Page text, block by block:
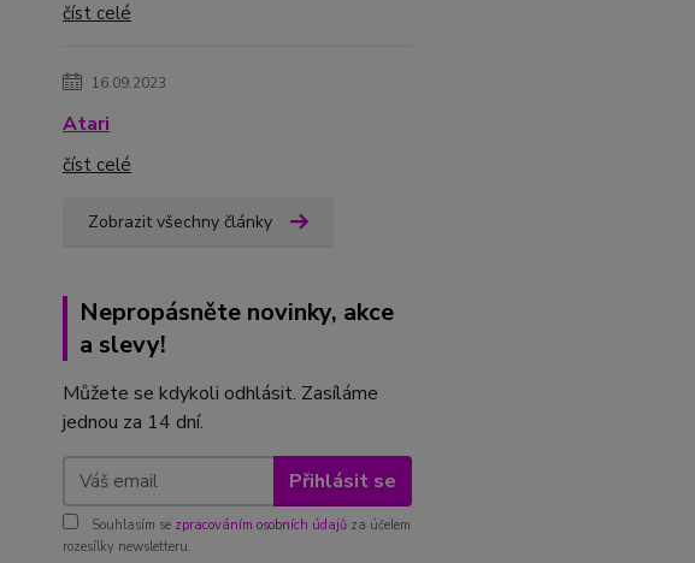
číst celé
16.09.2023
Atari
číst celé
Zobrazit všechny články
Nepropásněte novinky, akce
a slevy!
Můžete se kdykoli odhlásit. Zasíláme
jednou za 14 dní.
Přihlásit se
Souhlasím se zpracováním osobních údajů za účelem
rozesílky newsletteru.